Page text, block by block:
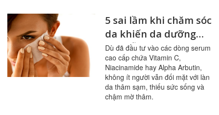
5 sai lầm khi chăm sóc
da khiến da dưỡng
mãi vẫn xỉn màu
Dù đã đầu tư vào các dòng serum
cao cấp chứa Vitamin C,
Niacinamide hay Alpha Arbutin,
không ít người vẫn đối mặt với làn
da thâm sạm, thiếu sức sống và
chậm mờ thâm.